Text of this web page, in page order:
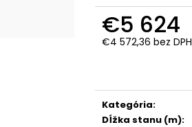
€5 624
€4 572,36 bez DPH
Kategória:
Dĺžka stanu (m):